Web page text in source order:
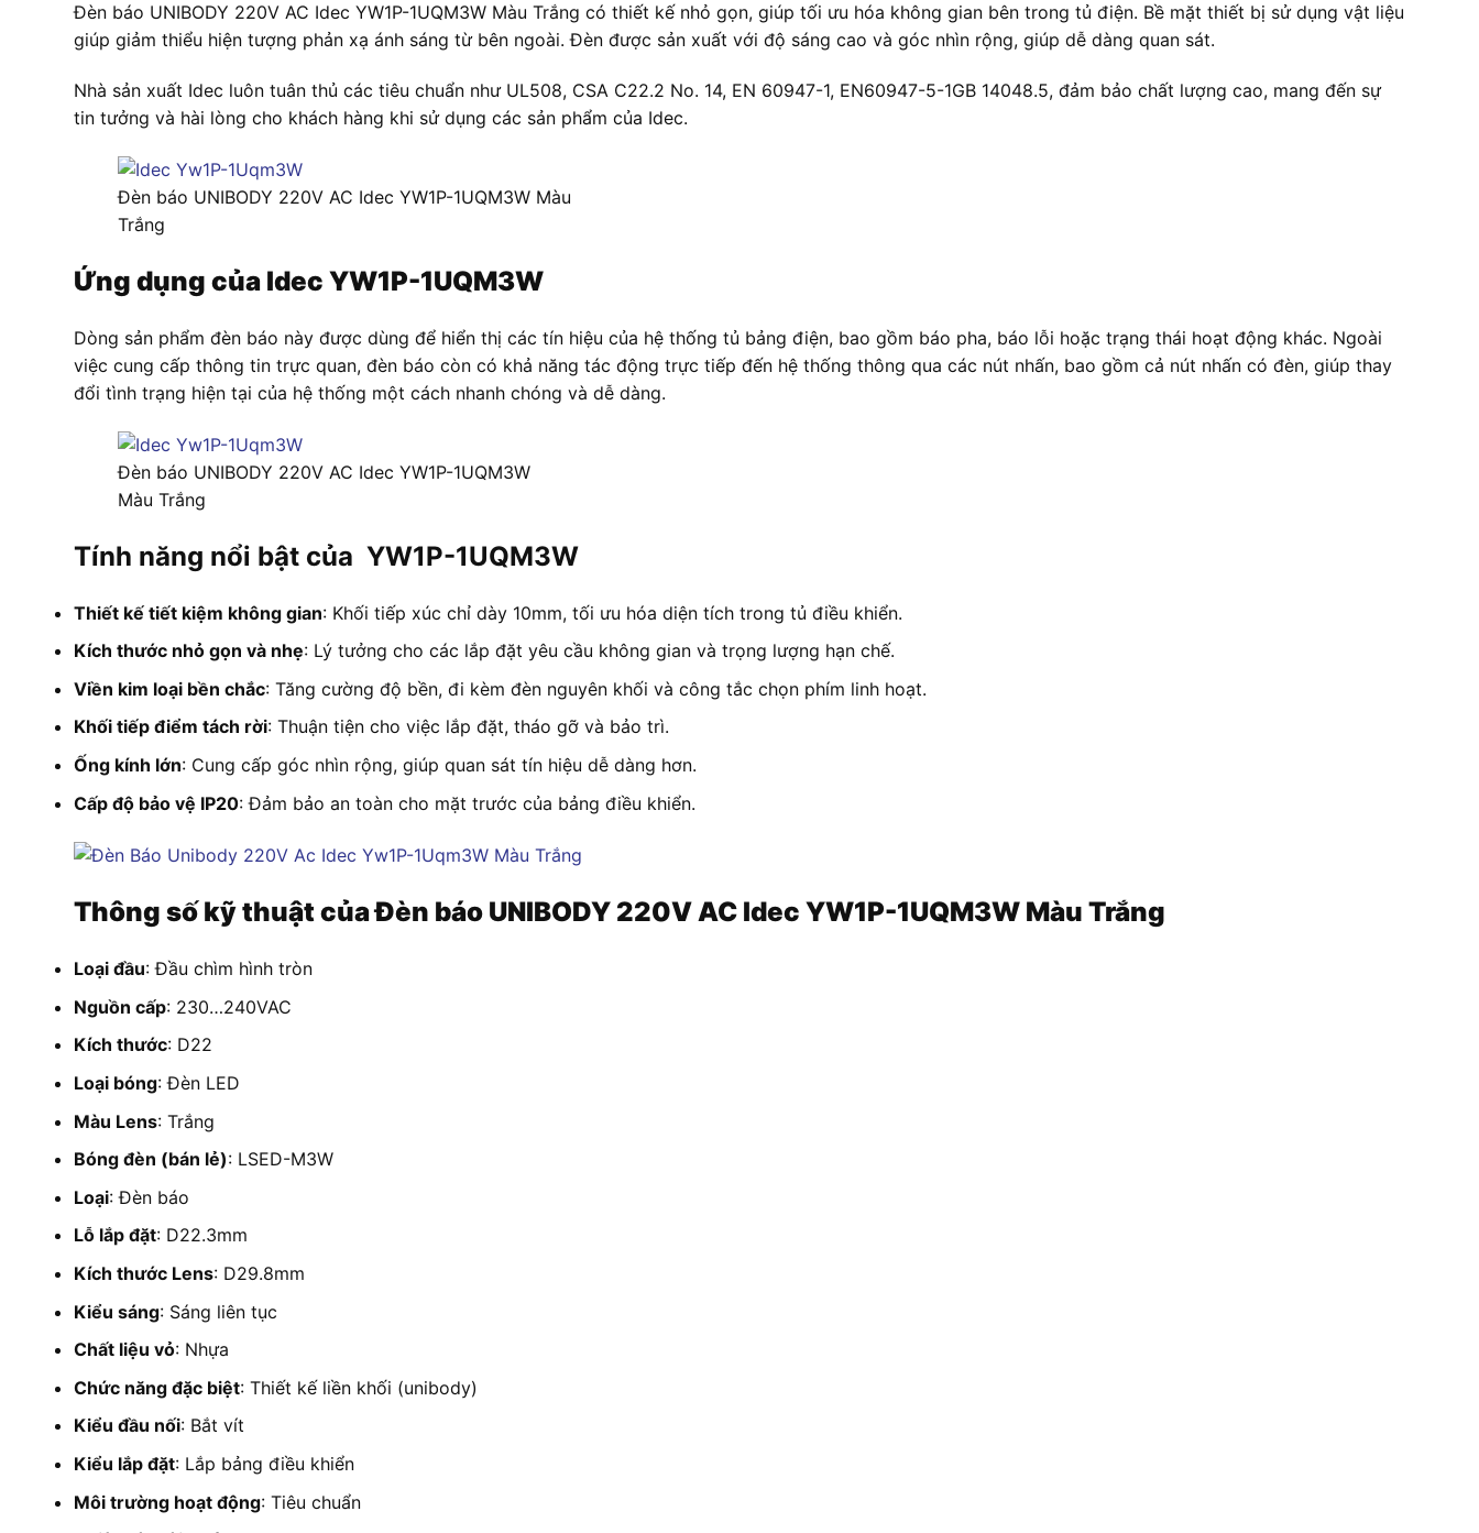
Đèn báo UNIBODY 220V AC Idec YW1P-1UQM3W Màu Trắng có thiết kế nhỏ gọn, giúp tối ưu hóa không gian bên trong tủ điện. Bề mặt thiết bị sử dụng vật liệu
giúp giảm thiểu hiện tượng phản xạ ánh sáng từ bên ngoài. Đèn được sản xuất với độ sáng cao và góc nhìn rộng, giúp dễ dàng quan sát.
Nhà sản xuất Idec luôn tuân thủ các tiêu chuẩn như UL508, CSA C22.2 No. 14, EN 60947-1, EN60947-5-1GB 14048.5, đảm bảo chất lượng cao, mang đến sự
tin tưởng và hài lòng cho khách hàng khi sử dụng các sản phẩm của Idec.
Đèn báo UNIBODY 220V AC Idec YW1P-1UQM3W Màu
Trắng
Ứng dụng của Idec YW1P-1UQM3W
Dòng sản phẩm đèn báo này được dùng để hiển thị các tín hiệu của hệ thống tủ bảng điện, bao gồm báo pha, báo lỗi hoặc trạng thái hoạt động khác. Ngoài
việc cung cấp thông tin trực quan, đèn báo còn có khả năng tác động trực tiếp đến hệ thống thông qua các nút nhấn, bao gồm cả nút nhấn có đèn, giúp thay
đổi tình trạng hiện tại của hệ thống một cách nhanh chóng và dễ dàng.
Đèn báo UNIBODY 220V AC Idec YW1P-1UQM3W
Màu Trắng
Tính năng nổi bật của YW1P-1UQM3W
Thiết kế tiết kiệm không gian: Khối tiếp xúc chỉ dày 10mm, tối ưu hóa diện tích trong tủ điều khiển.
Kích thước nhỏ gọn và nhẹ: Lý tưởng cho các lắp đặt yêu cầu không gian và trọng lượng hạn chế.
Viền kim loại bền chắc: Tăng cường độ bền, đi kèm đèn nguyên khối và công tắc chọn phím linh hoạt.
Khối tiếp điểm tách rời: Thuận tiện cho việc lắp đặt, tháo gỡ và bảo trì.
Ống kính lớn: Cung cấp góc nhìn rộng, giúp quan sát tín hiệu dễ dàng hơn.
Cấp độ bảo vệ IP20: Đảm bảo an toàn cho mặt trước của bảng điều khiển.
Thông số kỹ thuật của Đèn báo UNIBODY 220V AC Idec YW1P-1UQM3W Màu Trắng
Loại đầu: Đầu chìm hình tròn
Nguồn cấp: 230…240VAC
Kích thước: D22
Loại bóng: Đèn LED
Màu Lens: Trắng
Bóng đèn (bán lẻ): LSED-M3W
Loại: Đèn báo
Lỗ lắp đặt: D22.3mm
Kích thước Lens: D29.8mm
Kiểu sáng: Sáng liên tục
Chất liệu vỏ: Nhựa
Chức năng đặc biệt: Thiết kế liền khối (unibody)
Kiểu đầu nối: Bắt vít
Kiểu lắp đặt: Lắp bảng điều khiển
Môi trường hoạt động: Tiêu chuẩn